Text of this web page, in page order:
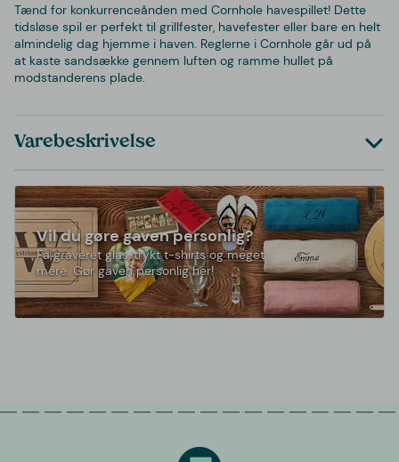
Tænd for konkurrenceånden med Cornhole havespillet! Dette
tidsløse spil er perfekt til grillfester, havefester eller bare en helt
almindelig dag hjemme i haven. Reglerne i Cornhole går ud på
at kaste sandsække gennem luften og ramme hullet på
modstanderens plade.
Varebeskrivelse
Vil du gøre gaven personlig?
Få graveret glas, trykt t-shirts og meget
mere. Gør gaven personlig her!